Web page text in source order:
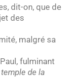
dit-on, que de
des
malgré sa
fulminant
de la